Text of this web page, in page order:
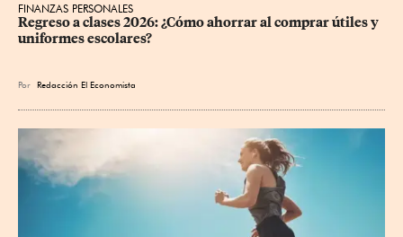
FINANZAS PERSONALES
Regreso a clases 2026: ¿Cómo ahorrar al comprar útiles y
uniformes escolares?
Por Redacción El Economista